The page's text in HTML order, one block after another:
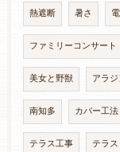
熱遮断 暑さ
ファミリーコンサート
美女と野獣 アラ
南知多 カバー工法
テラス工事 テラス